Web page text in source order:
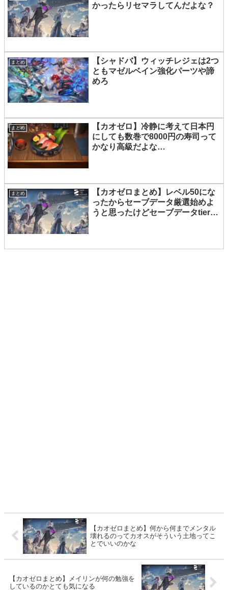
かったらリセマラしてんだよな？
まとめ
【シャドバ】ウィッチレジェは2つ
ともマゼルベイン強化パーツや諦
めろ
まとめ
【カオゼロ】冷静に考えて日本円
にしても数巻で8000円の寿司って
かなり高級だよな…
まとめ
【カオゼロまとめ】レベル50にな
ったからセーブデータ厳選始めよ
うと思ったけどセーブデータtier高
【カオゼロまとめ】何から何までメンタル
壊れるのってカオスがそういう土地ってこ
とでいいのかな
【カオゼロまとめ】メイリンが何の勉強を
しているのかとても気になる